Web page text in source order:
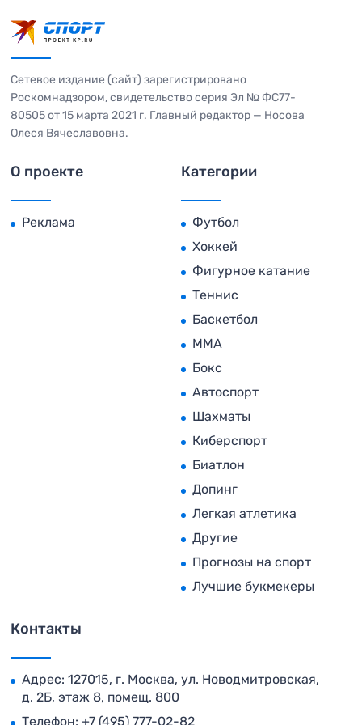
Сетевое издание (сайт) зарегистрировано
Роскомнадзором, свидетельство серия Эл № ФС77-
80505 от 15 марта 2021 г. Главный редактор — Носова
Олеся Вячеславовна.
О проекте
Реклама
Категории
Футбол
Хоккей
Фигурное катание
Теннис
Баскетбол
MMA
Бокс
Автоспорт
Шахматы
Киберспорт
Биатлон
Допинг
Легкая атлетика
Другие
Прогнозы на спорт
Лучшие букмекеры
Контакты
Адрес: 127015, г. Москва, ул. Новодмитровская,
д. 2Б, этаж 8, помещ. 800
Телефон: +7 (495) 777-02-82